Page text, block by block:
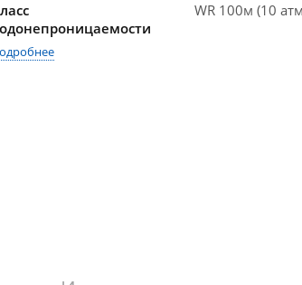
WR 100м (10